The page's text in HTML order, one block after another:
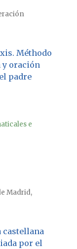
Méthodo
y oración
padre
e
Madrid,
castellana
por el